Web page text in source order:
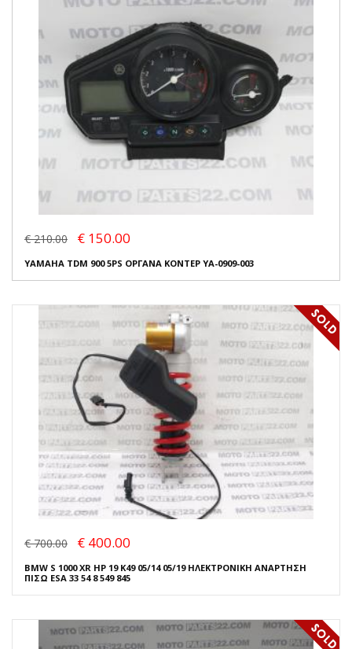
€ 210.00 € 150.00
YAMAHA TDM 900 5PS ΟΡΓΑΝΑ ΚΟΝΤΕΡ YA-0909-003
€ 700.00 € 400.00
BMW S 1000 XR HP 19 K49 05/14 05/19 ΗΛΕΚΤΡΟΝΙΚΗ ΑΝΑΡΤΗΣΗ
ΠΙΣΩ ESA 33 54 8 549 845